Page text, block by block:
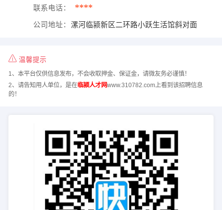
联系电话： ****
公司地址： 漯河临颍新区二环路小跃生活馆斜对面
温馨提示
1、本平台仅供信息发布，不会收取押金、保证金，请微友务必谨慎！
2、请告知用人单位，是在临颍人才网www.310782.com上看到该招聘信息
的！